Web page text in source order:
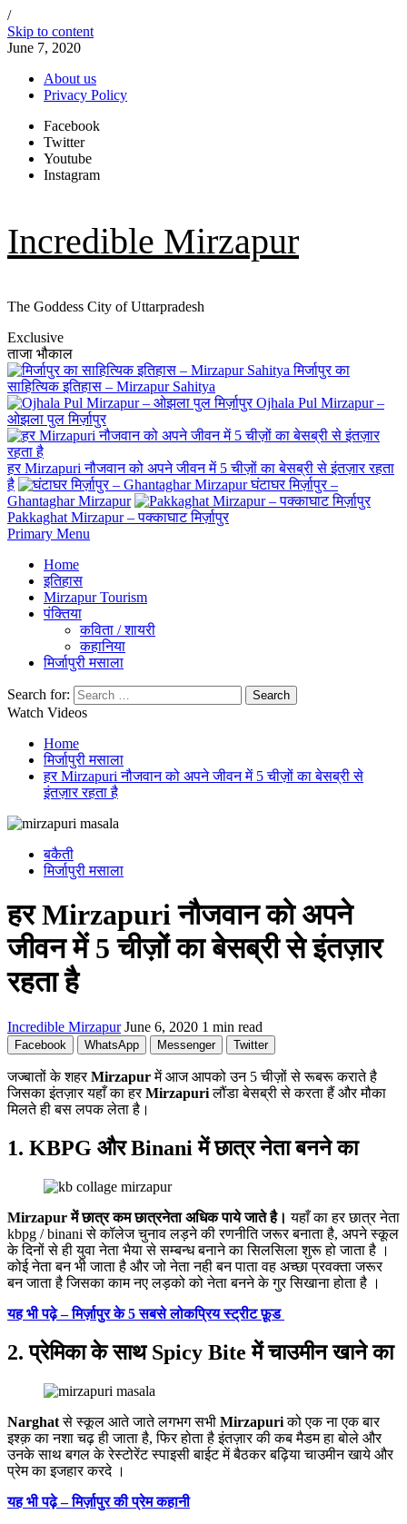
/
Skip to content
June 7, 2020
About us
Privacy Policy
Facebook
Twitter
Youtube
Instagram
Incredible Mirzapur
The Goddess City of Uttarpradesh
Exclusive
ताजा भौकाल
मिर्जापुर का
साहित्यिक इतिहास – Mirzapur Sahitya
Ojhala Pul Mirzapur –
ओझला पुल मिर्ज़ापुर
हर Mirzapuri नौजवान को अपने जीवन में 5 चीज़ों का बेसब्री से इंतज़ार रहता
है
घंटाघर मिर्ज़ापुर –
Ghantaghar Mirzapur
Pakkaghat Mirzapur – पक्काघाट मिर्ज़ापुर
Primary Menu
Home
इतिहास
Mirzapur Tourism
पंक्तिया
कविता / शायरी
कहानिया
मिर्जापुरी मसाला
Search for:
Watch Videos
Home
मिर्जापुरी मसाला
हर Mirzapuri नौजवान को अपने जीवन में 5 चीज़ों का बेसब्री से
इंतज़ार रहता है
बकैती
मिर्जापुरी मसाला
हर Mirzapuri नौजवान को अपने
जीवन में 5 चीज़ों का बेसब्री से इंतज़ार
रहता है
Incredible Mirzapur June 6, 2020 1 min read
Facebook WhatsApp Messenger Twitter
जज्बातों के शहरMirzapurमें आज आपको उन 5 चीज़ों से रूबरू कराते है
जिसका इंतज़ार यहाँ का हरMirzapuriलौंडा बेसब्री से करता हैं और मौका
मिलते ही बस लपक लेता है।
1. KBPG और Binani में छात्र नेता बनने का
Mirzapur में छात्र कम छात्रनेता अधिक पाये जाते है। यहाँ का हर छात्र नेता
kbpg / binani से कॉलेज चुनाव लड़ने की रणनीति जरूर बनाता है, अपने स्कूल
के दिनों से ही युवा नेता भैया से सम्बन्ध बनाने का सिलसिला शुरू हो जाता है ।
कोई नेता बन भी जाता है और जो नेता नही बन पाता वह अच्छा प्रवक्ता जरूर
बन जाता है जिसका काम नए लड़को को नेता बनने के गुर सिखाना होता है ।
यह भी पढ़े – मिर्ज़ापुर के 5 सबसे लोकप्रिय स्ट्रीट फ़ूड
2.प्रेमिका के साथ Spicy Bite में चाउमीन खाने का
Narghatसे स्कूल आते जाते लगभग सभी Mirzapuriको एक ना एक बार
इश्क़ का नशा चढ़ ही जाता है, फिर होता है इंतज़ार की कब मैडम हा बोले और
उनके साथ बगल के रेस्टोरेंट स्पाइसी बाईट में बैठकर बढ़िया चाउमीन खाये और
प्रेम का इजहार करदे ।
यह भी पढ़े – मिर्ज़ापुर की प्रेम कहानी